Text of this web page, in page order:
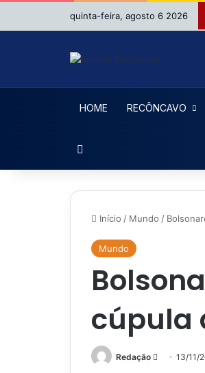
quinta-feira, agosto 6 2026
HOME RECÔNCAVO
Início / Mundo /
Mundo
cúpula
Redação
Mande13/11/